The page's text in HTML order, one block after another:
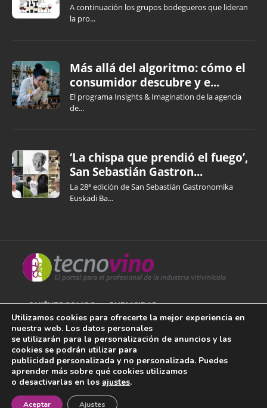
A continuación los grupos bodegueros que lideran
la pro...
Más allá del algoritmo: cómo el
consumidor descubre y e...
El programa Insights & Imagination de la agencia
de...
‘La chispa que prendió el fuego’,
San Sebastián Gastron...
La 28ª edición de San Sebastián Gastronomika
Euskadi Ba...
QUIÉNES SOMOS PUBLICIDAD
AVISO LEGAL
POLÍTICA DE COOKIES
POLÍTICA DE PRIVACIDAD
CONTACTO¡Newsletter!
Utilizamos cookies para ofrecerte la mejor experiencia en
nuestra web. Los datos personales
se utilizarán para la personalización de anuncios y las
cookies se podrán utilizar para
publicidad personalizada y no personalizada. Puedes
aprender más sobre qué cookies utilizamos
o desactivarlas en los ajustes.
Aceptar Ajustes